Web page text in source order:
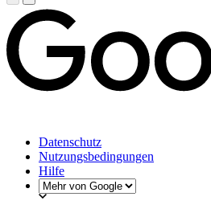
Datenschutz
Nutzungsbedingungen
Hilfe